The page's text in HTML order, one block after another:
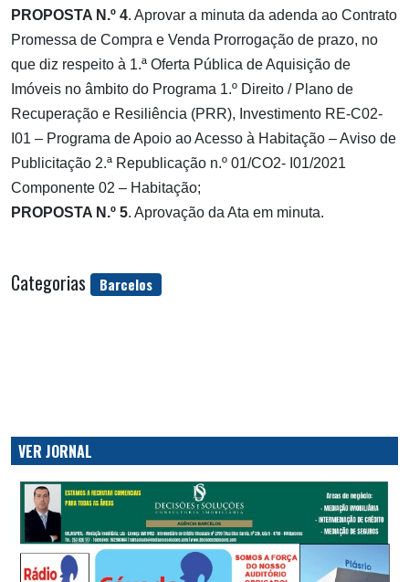
PROPOSTA N.º 4. Aprovar a minuta da adenda ao Contrato
Promessa de Compra e Venda Prorrogação de prazo, no
que diz respeito à 1.ª Oferta Pública de Aquisição de
Imóveis no âmbito do Programa 1.º Direito / Plano de
Recuperação e Resiliência (PRR), Investimento RE-C02-
I01 – Programa de Apoio ao Acesso à Habitação – Aviso de
Publicitação 2.ª Republicação n.º 01/CO2- I01/2021
Componente 02 – Habitação;
PROPOSTA N.º 5. Aprovação da Ata em minuta.
Categorias Barcelos
VER JORNAL